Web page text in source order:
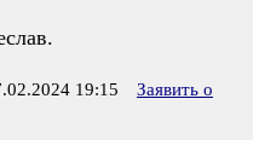
19:15
Заявить о